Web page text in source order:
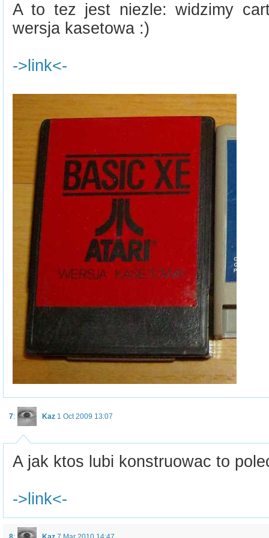
A to tez jest niezle: widzimy
wersja kasetowa :)
->link<-
7: Kaz 1 Oct 2009 13:07
A jak ktos lubi konstruowac to
->link<-